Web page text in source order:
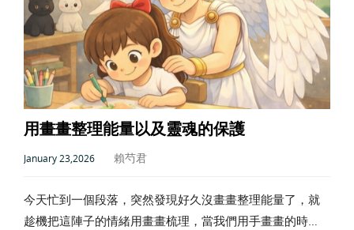
用畫畫整理能量以及靈魂的保護
January 23,2026 賴芍君
今天忙到一個段落，突然發現好久沒畫畫整理能量了，就
趁機把這陣子的情緒用畫畫梳理，當我們用手畫畫的時